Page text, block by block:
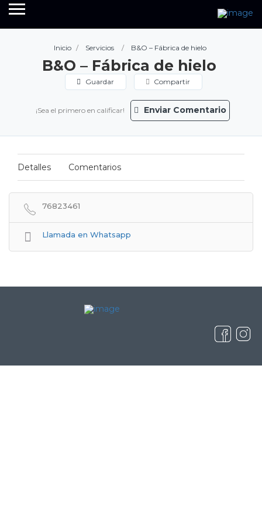
Inicio Servicios B&O – Fábrica de hielo
B&O – Fábrica de hielo
Guardar Compartir
¡Sea el primero en calificar! Enviar Comentario
Detalles Comentarios
76823461
Llamada en Whatsapp